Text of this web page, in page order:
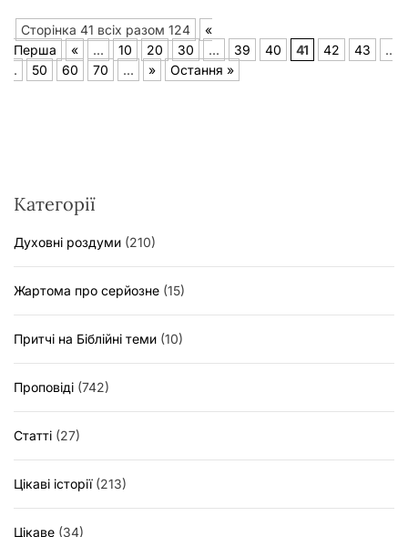
Сторінка 41 всіх разом 124
«
Перша
« ... 10 20 30 ... 39 40 41 42 43
..
.
50 60 70 ... » Остання »
Категорії
Духовні роздуми (210)
Жартома про серйозне (15)
Притчі на Біблійні теми (10)
Проповіді (742)
Статті (27)
Цікаві історії(213)
Цікаве (34)